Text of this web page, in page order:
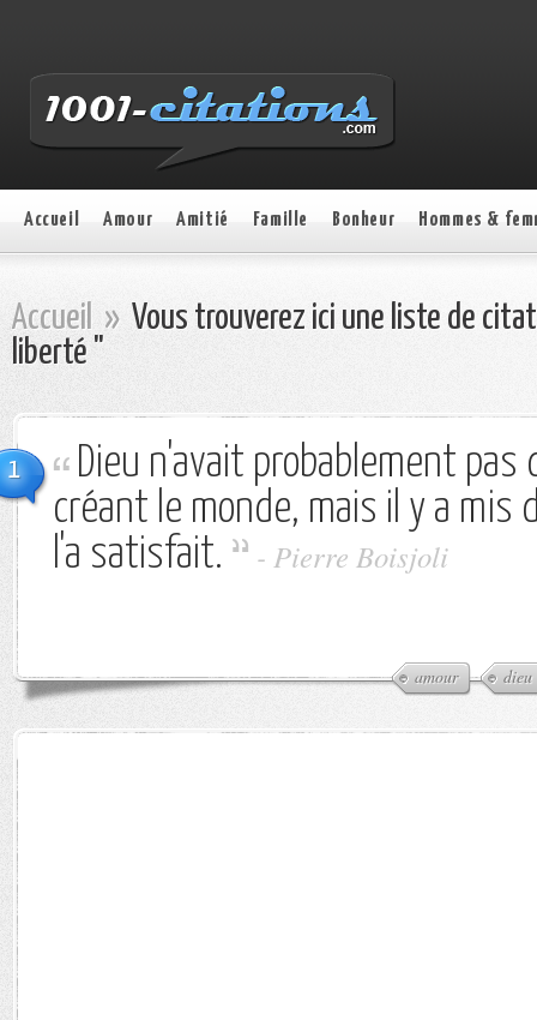
Accueil Amour Amitié Famille Bonheur Hommes &
Accueil » Vous trouverez ici une liste de
liberté "
1
Dieu n'avait probablement pas
créant le monde, mais il y a mis
l'a satisfait.
- Pierre Boisjoli
amour dieu